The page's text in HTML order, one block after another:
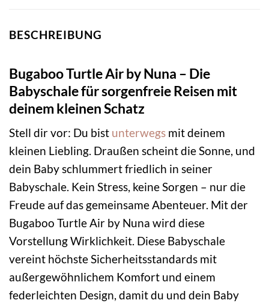
BESCHREIBUNG
Bugaboo Turtle Air by Nuna – Die
Babyschale für sorgenfreie Reisen mit
deinem kleinen Schatz
Stell dir vor: Du bist unterwegs mit deinem
kleinen Liebling. Draußen scheint die Sonne, und
dein Baby schlummert friedlich in seiner
Babyschale. Kein Stress, keine Sorgen – nur die
Freude auf das gemeinsame Abenteuer. Mit der
Bugaboo Turtle Air by Nuna wird diese
Vorstellung Wirklichkeit. Diese Babyschale
vereint höchste Sicherheitsstandards mit
außergewöhnlichem Komfort und einem
federleichten Design, damit du und dein Baby